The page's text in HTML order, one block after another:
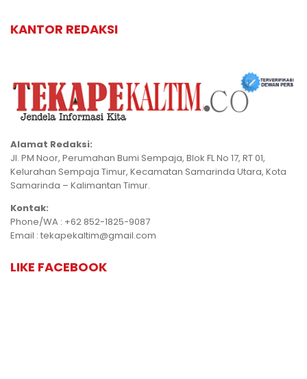
KANTOR REDAKSI
Alamat Redaksi:
Jl. PM Noor, Perumahan Bumi Sempaja, Blok FL No 17, RT 01,
Kelurahan Sempaja Timur, Kecamatan Samarinda Utara, Kota
Samarinda – Kalimantan Timur.
Kontak:
Phone/WA : +62 852-1825-9087
Email : tekapekaltim@gmail.com
LIKE FACEBOOK